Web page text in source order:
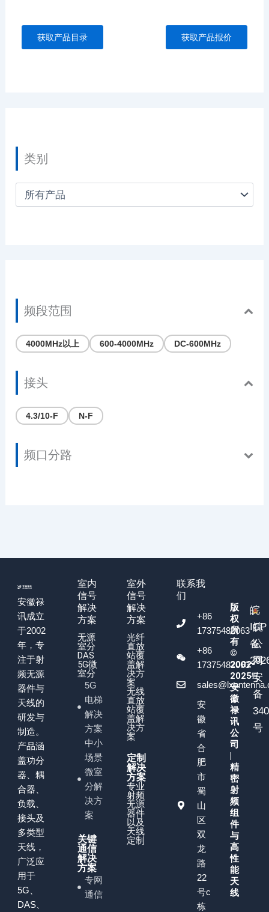
获取产品目录 获取产品报价
类别
频段范围
4000MHz以上 600-4000MHz DC-600MHz
接头
4.3/10-F N-F
频口分路
安徽禄
讯成立
于2002
年，专
注于射
频无源
器件与
天线的
研发与
制造。
产品涵
盖功分
器、耦
合器、
负载、
接头及
多类型
天线，
广泛应
用于
5G、
DAS、
室内
信号
解决
方案
无源
室分
DAS
5G微
室分
5G
电梯
解决
方案
中小
场景
微室
分解
决方
案
关键
通信
解决
方案
专网
通信
室外
信号
解决
方案
光纤
直放
站覆
盖解
决方
案
无线
直放
站覆
盖解
决方
案
定制
解决
方案
专业
射频
无源
器件
以及
天线
定制
联系我
们
+86
17375482063
+86
17375482063
安
徽
省
合
肥
市
蜀
山
区
双
龙
路
22
号c
栋
版
权
所
有
©
2002-
2025
安
徽
禄
讯
公
司
精
密
射
频
组
件
与
高
性
能
天
线
皖
ICP
备
号
皖
公
网
安
备
号